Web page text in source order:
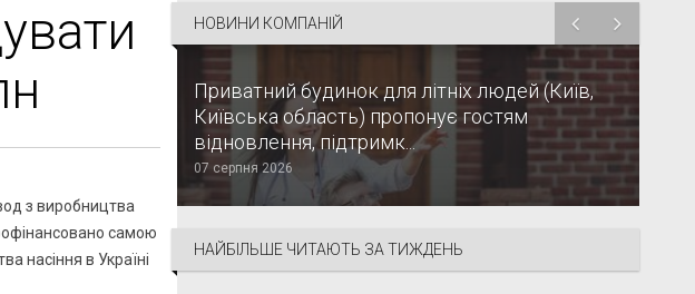
з виробництва
самою
насіння в Україні
НОВИНИ КОМПАНІЙ
Приватний будинок для літніх людей (Київ,
Київська область) пропонує гостям
відновлення, підтримк...
07 серпня 2026
НАЙБІЛЬШЕ ЧИТАЮТЬ ЗА ТИЖДЕНЬ